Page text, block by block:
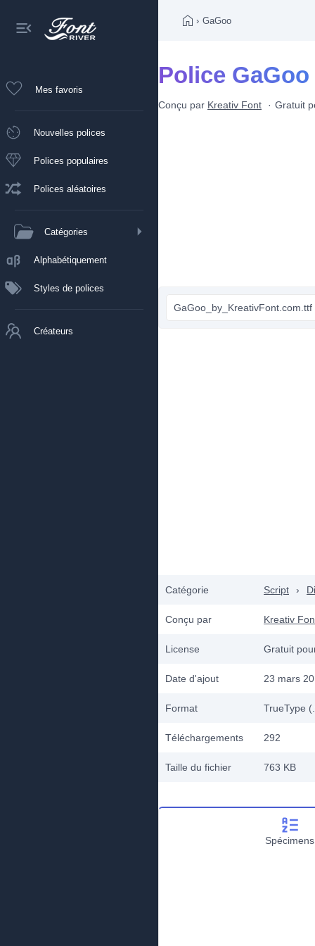
Mes favoris
Nouvelles polices
Polices populaires
Polices aléatoires
Catégories
Alphabétiquement
Styles de polices
Créateurs
› GaGoo
Police GaGoo
Conçu par Kreativ Font Gratuit
GaGoo_by_KreativFont.com.ttf
Catégorie Script ›
Conçu par Kreativ
License Gratuit
Date d'ajout 23 mars
Format TrueType
Téléchargements 292
Taille du fichier 763 KB
Spécimens